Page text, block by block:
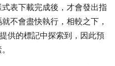
表下載完成後，才會發出指
不會盡快執行，相較之下，
供的標記中探索到，因此預